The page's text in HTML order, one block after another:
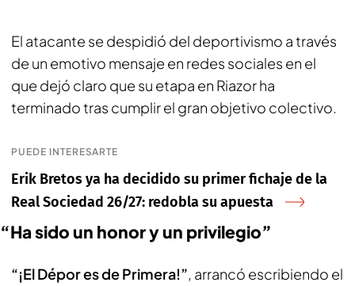
El atacante se despidió del deportivismo a través
de un emotivo mensaje en redes sociales en el
que dejó claro que su etapa en Riazor ha
terminado tras cumplir el gran objetivo colectivo.
PUEDE INTERESARTE
Erik Bretos ya ha decidido su primer fichaje de la
Real Sociedad 26/27: redobla su apuesta
“Ha sido un honor y un privilegio”
“¡El Dépor es de Primera!”, arrancó escribiendo el